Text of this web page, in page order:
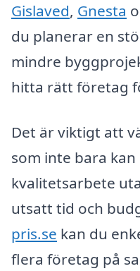
Gislaved, Gnesta
du planerar en
mindre
hitta rätt företag
Det är viktigt att
som inte bara kan
kvalitetsarbete
utsatt tid och
pris.se kan du
flera företag på